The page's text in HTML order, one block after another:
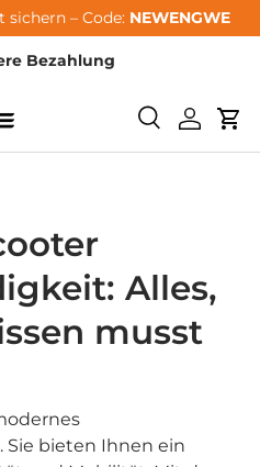
sichern – Code: NEWENGWE
Bezahlung
Ερευνα
Alles,
musst
bieten Ihnen ein